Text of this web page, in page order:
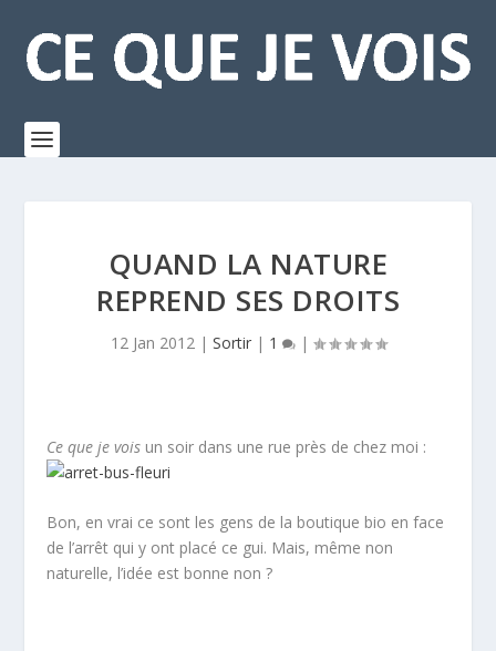
QUAND LA NATURE
REPREND SES DROITS
12 Jan 2012| Sortir| 1 |
Ce que je vois un soir dans une rue près de chez moi :
Bon, en vrai ce sont les gens de la boutique bio en face
de l’arrêt qui y ont placé ce gui. Mais, même non
naturelle, l’idée est bonne non ?